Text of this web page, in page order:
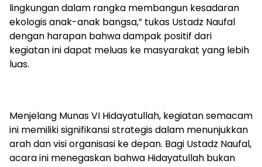
lingkungan dalam rangka membangun kesadaran
ekologis anak-anak bangsa,” tukas Ustadz Naufal
dengan harapan bahwa dampak positif dari
kegiatan ini dapat meluas ke masyarakat yang lebih
luas.
Menjelang Munas VI Hidayatullah, kegiatan semacam
ini memiliki signifikansi strategis dalam menunjukkan
arah dan visi organisasi ke depan. Bagi Ustadz Naufal,
acara ini menegaskan bahwa Hidayatullah bukan